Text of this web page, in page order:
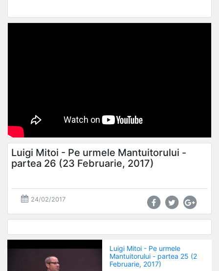
Luigi Mitoi - Pe urmele Mantuitorului -
partea 26 (23 Februarie, 2017)
24/02/2017
Luigi Mitoi - Pe urmele
Mantuitorului - partea 25 (2
Februarie, 2017)